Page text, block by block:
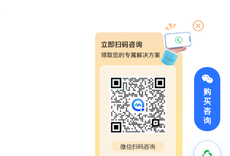
购
买
咨
询
微信扫码咨询